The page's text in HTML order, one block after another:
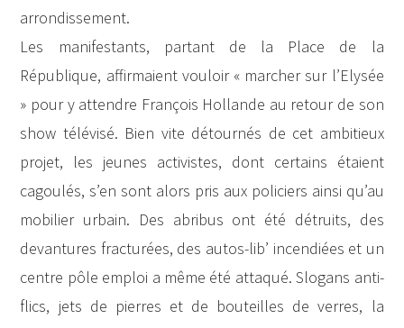
arrondissement.
Les manifestants, partant de la Place de la
République, affirmaient vouloir « marcher sur l’Elysée
» pour y attendre François Hollande au retour de son
show télévisé. Bien vite détournés de cet ambitieux
projet, les jeunes activistes, dont certains étaient
cagoulés, s’en sont alors pris aux policiers ainsi qu’au
mobilier urbain. Des abribus ont été détruits, des
devantures fracturées, des autos-lib’ incendiées et un
centre pôle emploi a même été attaqué. Slogans anti-
flics, jets de pierres et de bouteilles de verres, la